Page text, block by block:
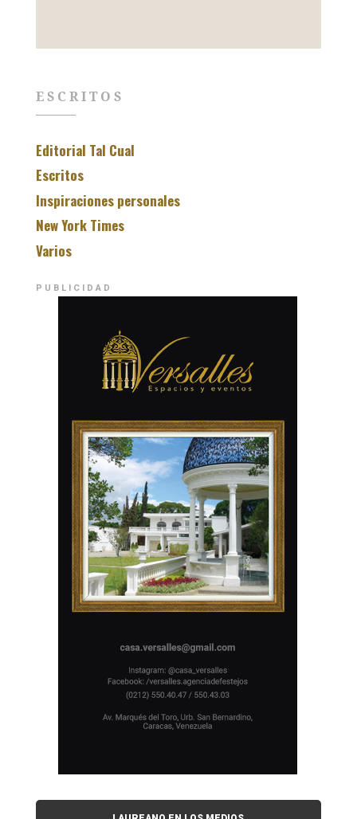
ESCRITOS
Editorial Tal Cual
Escritos
Inspiraciones personales
New York Times
Varios
PUBLICIDAD